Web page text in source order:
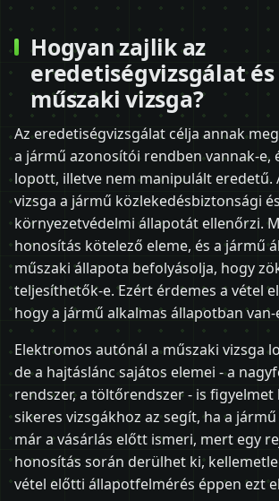
Hogyan zajlik az
eredetiségvizsgálat és
műszaki vizsga?
Az eredetiségvizsgálat célja annak
a jármű azonosítói rendben vannak-e,
lopott, illetve nem manipulált eredetű.
vizsga a jármű közlekedésbiztonsági és
környezetvédelmi állapotát ellenőrzi.
honosítás kötelező eleme, és a jármű
műszaki állapota befolyásolja, hogy
teljesíthetők-e. Ezért érdemes a vétel
hogy a jármű alkalmas állapotban van-
Elektromos autónál a műszaki vizsga
de a hajtáslánc sajátos elemei - a
rendszer, a töltőrendszer - is figyelmet
sikeres vizsgákhoz az segít, ha a
már a vásárlás előtt ismeri, mert egy
honosítás során derülhet ki,
vétel előtti állapotfelmérés éppen ezt